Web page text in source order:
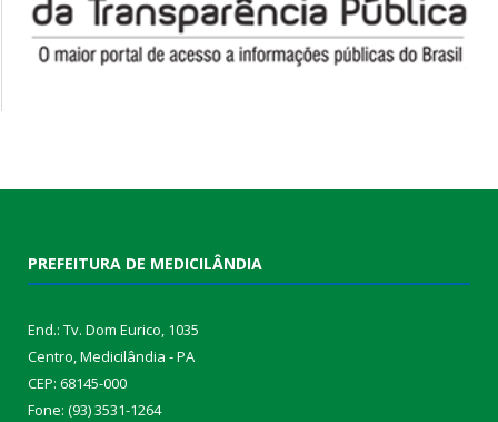
PREFEITURA DE MEDICILÂNDIA
End.: Tv. Dom Eurico, 1035
Centro, Medicilândia - PA
CEP: 68145-000
Fone: (93) 3531-1264